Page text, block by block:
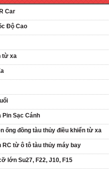
Car
Độ Cao
từ xa
Sạc Cánh
ống đồng tàu thủy điều khiển từ xa
RC từ ô tô tàu thủy máy bay
lớn Su27, F22, J10, F15